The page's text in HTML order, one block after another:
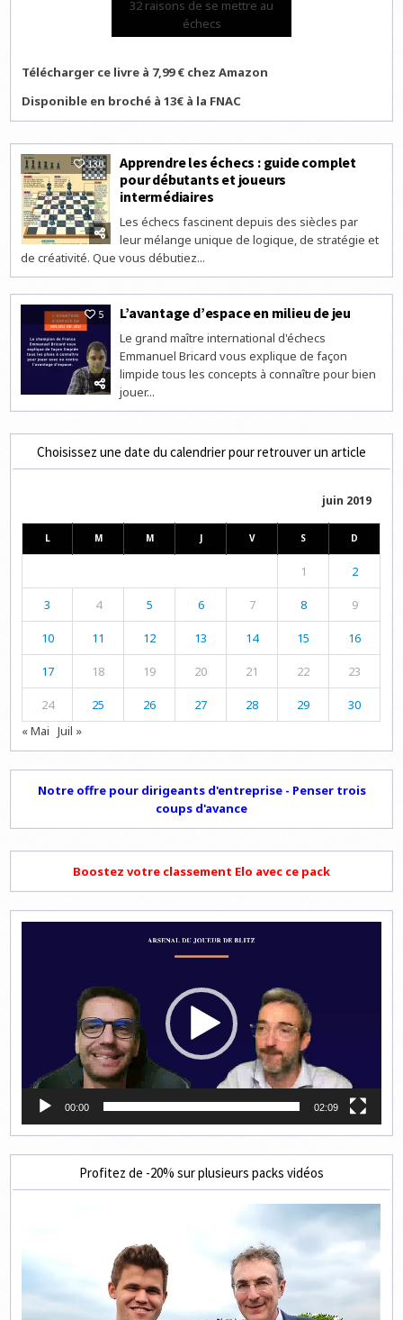
32 raisons de se mettre au
échecs
Télécharger ce livre à 7,99 € chez Amazon
Disponible en broché à 13€ à la FNAC
130
Apprendre les échecs : guide complet
pour débutants et joueurs
intermédiaires
Les échecs fascinent depuis des siècles par
leur mélange unique de logique, de stratégie et
de créativité. Que vous débutiez...
5 L’avantage d’espace en milieu de jeu
Le grand maître international d'échecs
Emmanuel Bricard vous explique de façon
limpide tous les concepts à connaître pour bien
jouer...
Choisissez une date du calendrier pour retrouver un article
juin 2019
L M M J V S D
1 2
3 4 5 6 7 8 9
10 11 12 13 14 15 16
17 18 19 20 21 22 23
24 25 26 27 28 29
30
« Mai Juil »
Notre offre pour dirigeants d'entreprise - Penser trois
coups d'avance
Boostez votre classement Elo avec ce pack
00:00 02:09
Profitez de -20% sur plusieurs packs vidéos